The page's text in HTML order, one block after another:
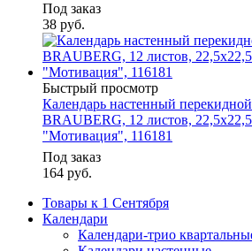
Под заказ
38 руб.
Быстрый просмотр
Календарь настенный
BRAUBERG, 12 листов,
"Мотивация", 116181
Под заказ
164 руб.
Товары к 1 Сентября
Календари
Календари-трио